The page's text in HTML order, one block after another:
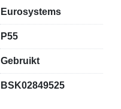
Eurosystems
P55
Gebruikt
BSK02849525